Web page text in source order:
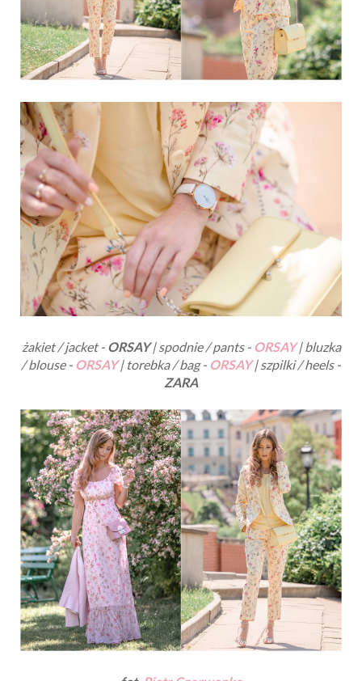
żakiet / jacket - ORSAY| spodnie / pants - ORSAY| bluzka
/ blouse - ORSAY| torebka / bag - ORSAY| szpilki / heels -
ZARA